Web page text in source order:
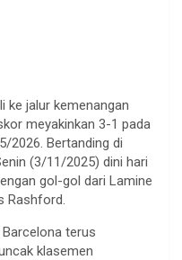
ke jalur kemenangan
meyakinkan 3-1 pada
2026. Bertanding di
(3/11/2025) dini hari
gol-gol dari Lamine
Rashford.
Barcelona terus
klasemen